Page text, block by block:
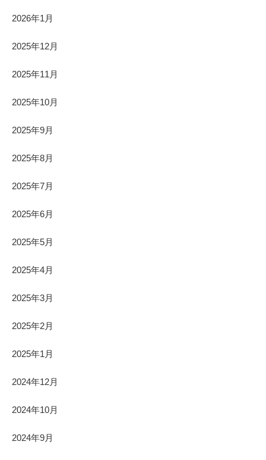
2026年1月
2025年12月
2025年11月
2025年10月
2025年9月
2025年8月
2025年7月
2025年6月
2025年5月
2025年4月
2025年3月
2025年2月
2025年1月
2024年12月
2024年10月
2024年9月